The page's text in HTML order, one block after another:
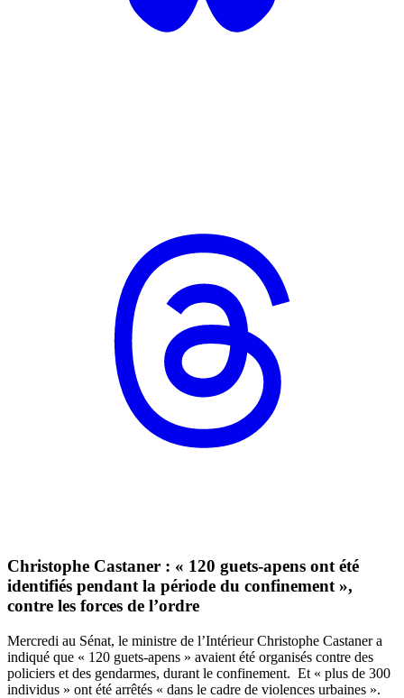
Christophe Castaner : « 120 guets-apens ont été
identifiés pendant la période du confinement »,
contre les forces de l’ordre
Mercredi au Sénat, le ministre de l’Intérieur Christophe Castaner a
indiqué que « 120 guets-apens » avaient été organisés contre des
policiers et des gendarmes, durant le confinement. Et « plus de 300
individus » ont été arrêtés « dans le cadre de violences urbaines ».